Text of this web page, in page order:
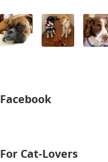
Facebook
For Cat-Lovers